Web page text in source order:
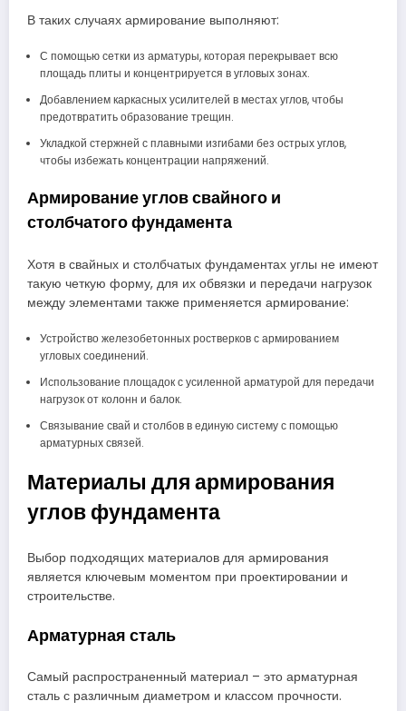
В таких случаях армирование выполняют:
С помощью сетки из арматуры, которая перекрывает всю
площадь плиты и концентрируется в угловых зонах.
Добавлением каркасных усилителей в местах углов, чтобы
предотвратить образование трещин.
Укладкой стержней с плавными изгибами без острых углов,
чтобы избежать концентрации напряжений.
Армирование углов свайного и
столбчатого фундамента
Хотя в свайных и столбчатых фундаментах углы не имеют
такую четкую форму, для их обвязки и передачи нагрузок
между элементами также применяется армирование:
Устройство железобетонных ростверков с армированием
угловых соединений.
Использование площадок с усиленной арматурой для передачи
нагрузок от колонн и балок.
Связывание свай и столбов в единую систему с помощью
арматурных связей.
Материалы для армирования
углов фундамента
Выбор подходящих материалов для армирования
является ключевым моментом при проектировании и
строительстве.
Арматурная сталь
Самый распространенный материал – это арматурная
сталь с различным диаметром и классом прочности.